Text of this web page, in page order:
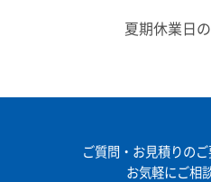
夏期休業日
ご質問・お見積りの
お気軽にご相